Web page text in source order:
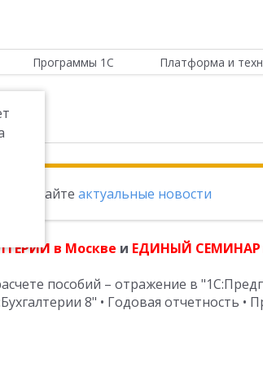
Программы 1С Платформа и
Читайте актуальные новости
в Москве и ЕДИНЫЙ СЕМИНАР
пособий – отражение в
8" • Годовая отчетность •